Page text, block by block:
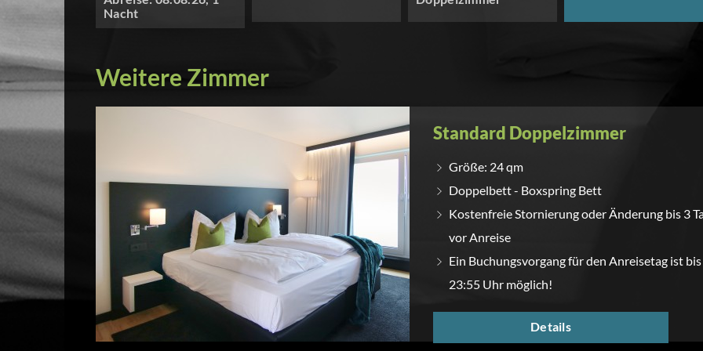
Nacht
Weitere Zimmer
Standard Doppelzimmer
Größe: 24 qm
Doppelbett - Boxspring Bett
Kostenfreie Stornierung oder Änderung bis 3
vor Anreise
Ein Buchungsvorgang für den Anreisetag ist bis
23:55 Uhr möglich!
Details